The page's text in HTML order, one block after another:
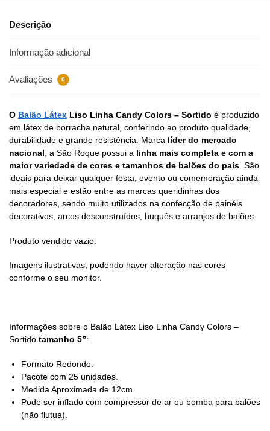
Descrição
Informação adicional
Avaliações 0
O Balão Látex Liso Linha Candy Colors – Sortido é produzido
em látex de borracha natural, conferindo ao produto qualidade,
durabilidade e grande resistência. Marca líder do mercado
nacional, a São Roque possui a linha mais completa e com a
maior variedade de cores e tamanhos de balões do país. São
ideais para deixar qualquer festa, evento ou comemoração ainda
mais especial e estão entre as marcas queridinhas dos
decoradores, sendo muito utilizados na confecção de painéis
decorativos, arcos desconstruídos, buquês e arranjos de balões.
Produto vendido vazio.
Imagens ilustrativas, podendo haver alteração nas cores
conforme o seu monitor.
Informações sobre o Balão Látex Liso Linha Candy Colors –
Sortido tamanho 5”:
Formato Redondo.
Pacote com 25 unidades.
Medida Aproximada de 12cm.
Pode ser inflado com compressor de ar ou bomba para balões
(não flutua).